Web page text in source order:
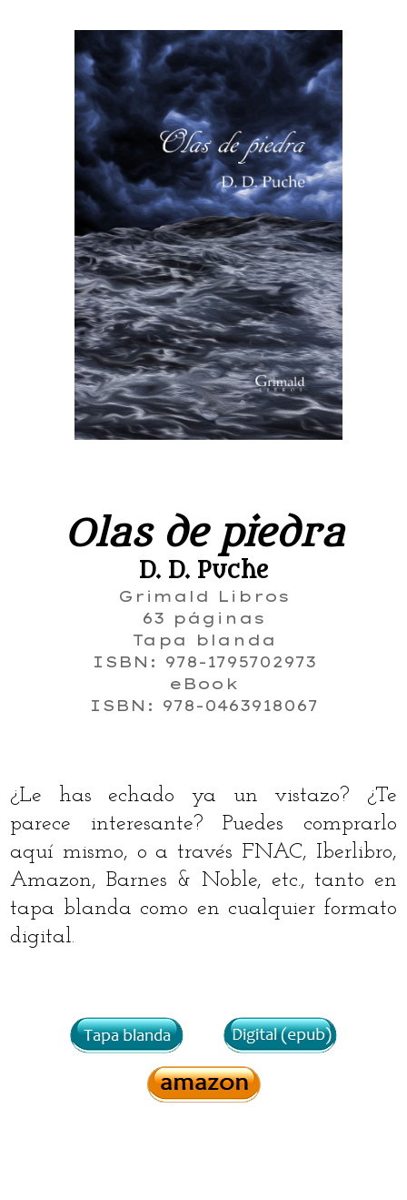
Olas de piedra
D. D. Puche
Grimald Libros
63 páginas
Tapa blanda
ISBN: 978- 1795702973
eBook
ISBN: 978- 0463918067
¿Le has echado ya un vistazo? ¿Te
parece interesante? Puedes comprarlo
aquí mismo, o a través FNAC, Iberlibro,
Amazon, Barnes & Noble, etc., tanto en
tapa blanda como en cualquier formato
digital.